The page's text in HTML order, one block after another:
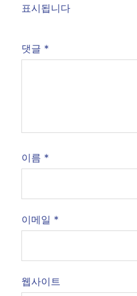
표시됩니다
댓글 *
이름 *
이메일 *
웹사이트